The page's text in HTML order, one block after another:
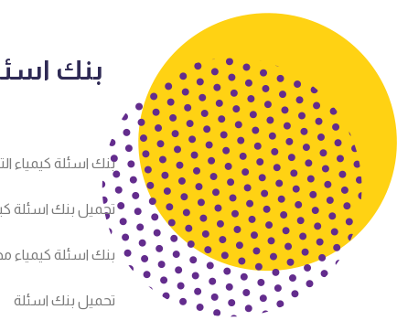
بنك
بنك اسئلة كيمياء
تحميل بنك اسئلة
بنك اسئلة كيمياء
تحميل بنك اسئلة